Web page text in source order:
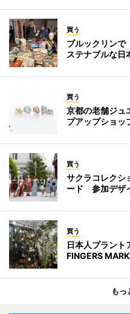
買う
ブルックリン
ステナブルな日
買う
京都の老舗ジュ
プアップショッ
買う
サクラコレクシ
ード 参加デザ
買う
日本人プラント
FINGERS
もっ